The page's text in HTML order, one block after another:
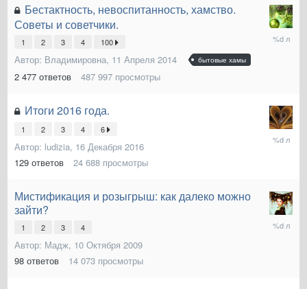
Бестактность, невоспитанность, хамство.
Советы и советчики.
1 2 3 4 100
Автор: Владимировна, 11 Апреля 2014 бытовые хамы
2 477 ответов 487 997 просмотры
3
Ноября
Итоги 2016 года.
1 2 3 4 6
Автор: ludizia, 16 Декабря 2016
129 ответов 24 688 просмотры
12
Марта
Мистификация и розыгрыш: как далеко можно
зайти?
1 2 3 4
Автор: Мадж, 10 Октября 2009
98 ответов 14 073 просмотры
20
Декабря